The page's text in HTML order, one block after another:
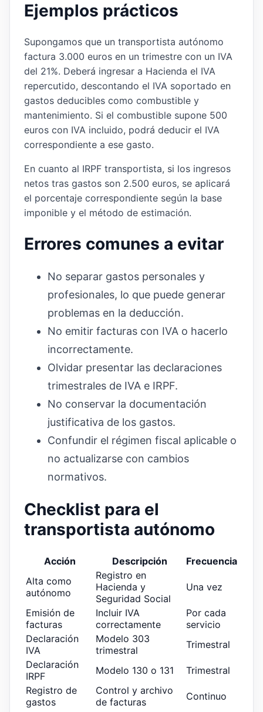
Ejemplos prácticos
Supongamos que un transportista autónomo
factura 3.000 euros en un trimestre con un IVA
del 21%. Deberá ingresar a Hacienda el IVA
repercutido, descontando el IVA soportado en
gastos deducibles como combustible y
mantenimiento. Si el combustible supone 500
euros con IVA incluido, podrá deducir el IVA
correspondiente a ese gasto.
En cuanto al IRPF transportista, si los ingresos
netos tras gastos son 2.500 euros, se aplicará
el porcentaje correspondiente según la base
imponible y el método de estimación.
Errores comunes a evitar
No separar gastos personales y
profesionales, lo que puede generar
problemas en la deducción.
No emitir facturas con IVA o hacerlo
incorrectamente.
Olvidar presentar las declaraciones
trimestrales de IVA e IRPF.
No conservar la documentación
justificativa de los gastos.
Confundir el régimen fiscal aplicable o
no actualizarse con cambios
normativos.
Checklist para el
transportista autónomo
Acción Descripción
Frecuencia
Alta como
autónomo
Registro en
Hacienda y
Seguridad Social
Una vez
Emisión de
facturas
Incluir IVA
correctamente
Por cada
servicio
Declaración
IVA
Modelo 303
trimestral
Trimestral
Declaración
IRPF
Modelo 130 o 131
Trimestral
Registro de
gastos
Control y archivo
de facturas
Continuo